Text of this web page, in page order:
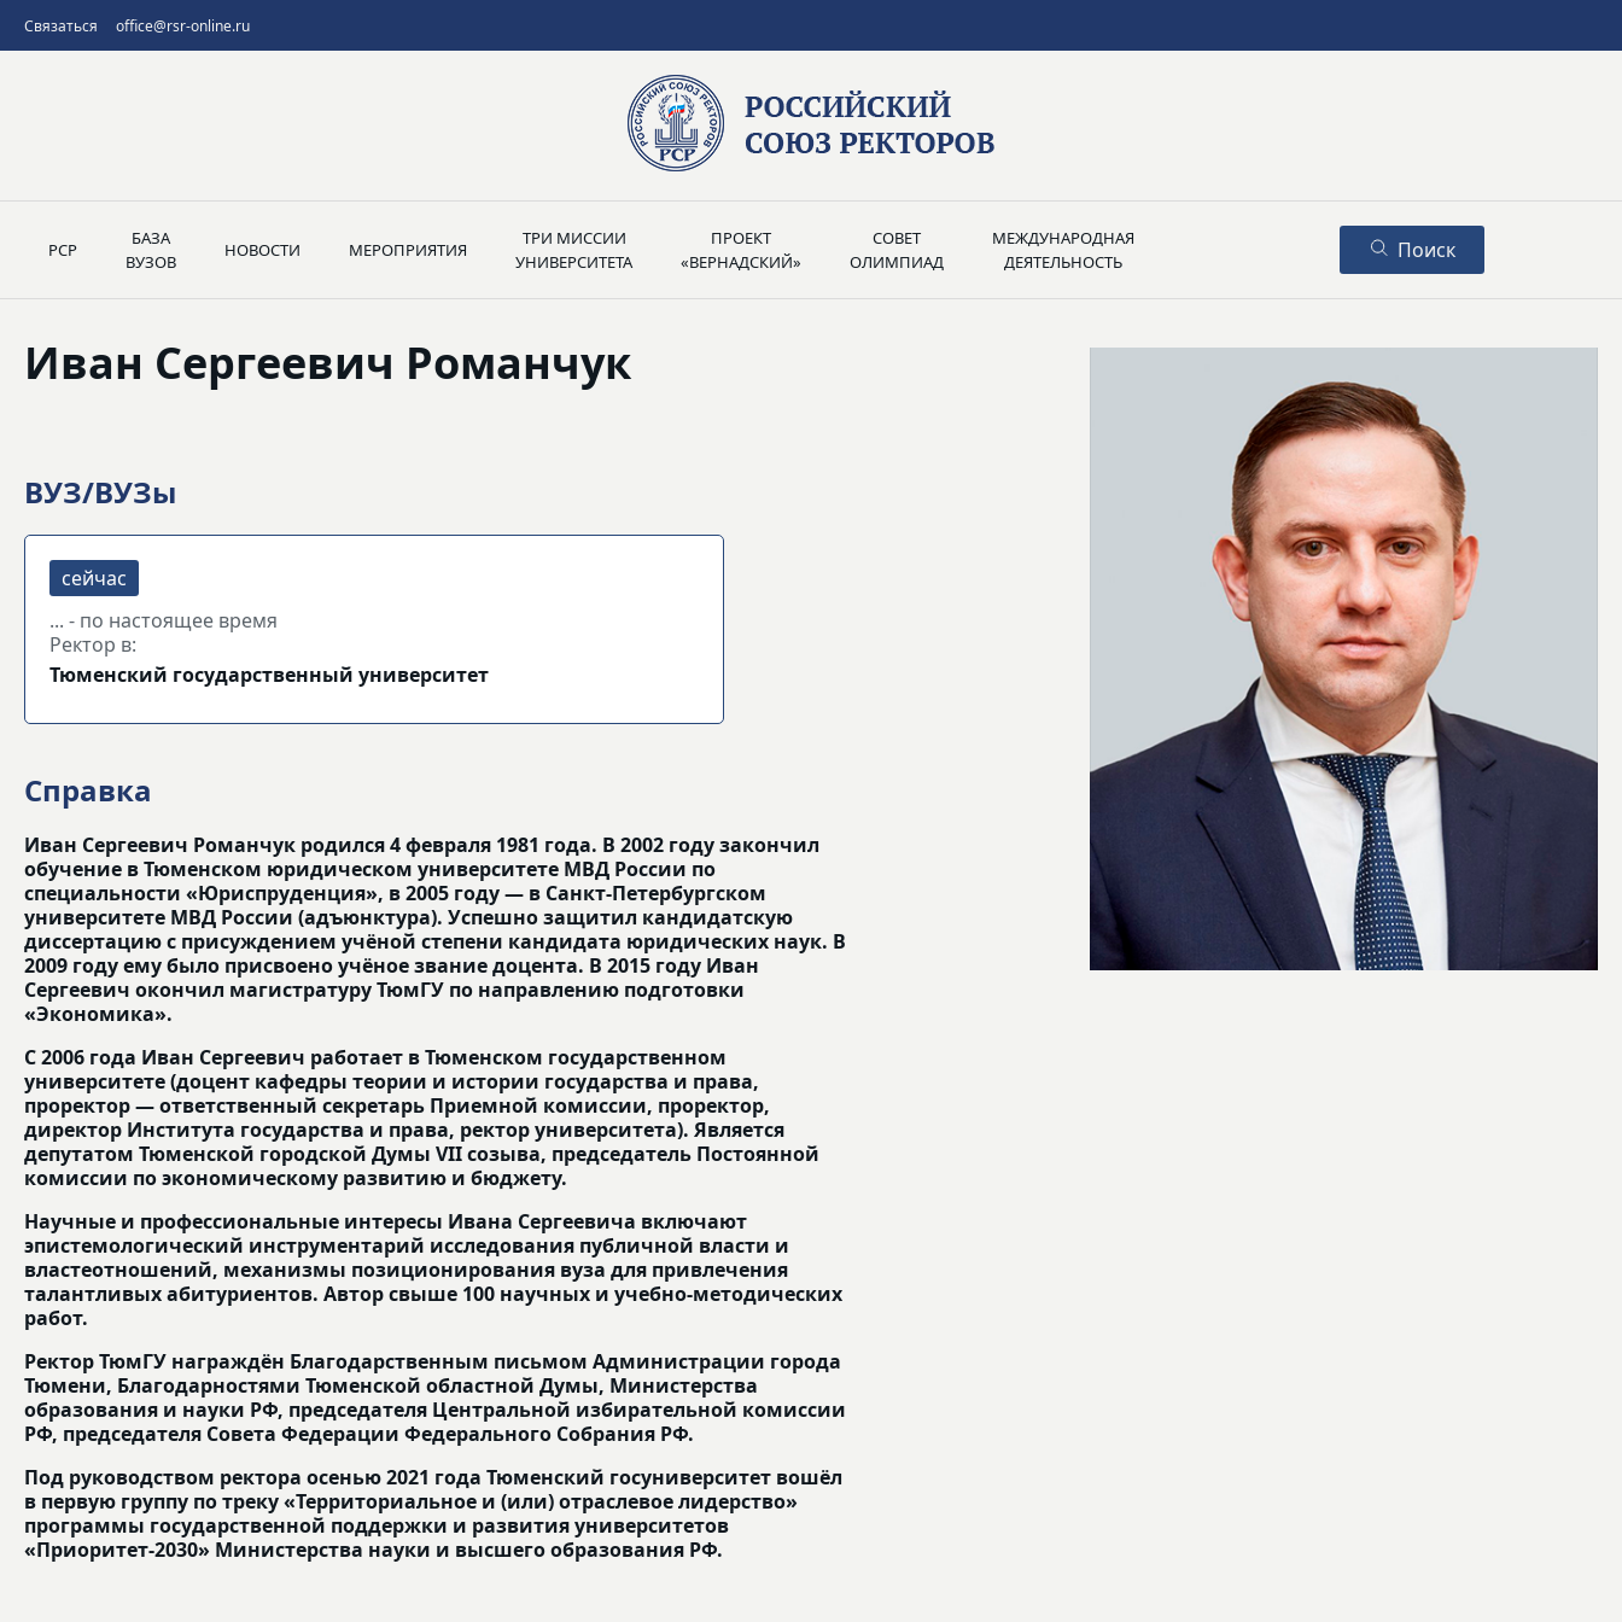
Связаться office@rsr-online.ru
РСР
БАЗА
ВУЗОВ
НОВОСТИ МЕРОПРИЯТИЯ
ТРИ МИССИИ
УНИВЕРСИТЕТА
ПРОЕКТ
«ВЕРНАДСКИЙ»
СОВЕТ
ОЛИМПИАД
МЕЖДУНАРОДНАЯ
ДЕЯТЕЛЬНОСТЬ
Поиск
Иван Сергеевич Романчук
ВУЗ/ВУЗы
... - по настоящее время
Ректор в:
Тюменский государственный университет
Справка
Иван Сергеевич Романчук родился 4 февраля 1981 года. В 2002 году закончил
обучение в Тюменском юридическом университете МВД России по
специальности «Юриспруденция», в 2005 году — в Санкт-Петербургском
университете МВД России (адъюнктура). Успешно защитил кандидатскую
диссертацию с присуждением учёной степени кандидата юридических наук. В
2009 году ему было присвоено учёное звание доцента. В 2015 году Иван
Сергеевич окончил магистратуру ТюмГУ по направлению подготовки
«Экономика».
С 2006 года Иван Сергеевич работает в Тюменском государственном
университете (доцент кафедры теории и истории государства и права,
проректор — ответственный секретарь Приемной комиссии, проректор,
директор Института государства и права, ректор университета). Является
депутатом Тюменской городской Думы VII созыва, председатель Постоянной
комиссии по экономическому развитию и бюджету.
Научные и профессиональные интересы Ивана Сергеевича включают
эпистемологический инструментарий исследования публичной власти и
властеотношений, механизмы позиционирования вуза для привлечения
талантливых абитуриентов. Автор свыше 100 научных и учебно-методических
работ.
Ректор ТюмГУ награждён Благодарственным письмом Администрации города
Тюмени, Благодарностями Тюменской областной Думы, Министерства
образования и науки РФ, председателя Центральной избирательной комиссии
РФ, председателя Совета Федерации Федерального Собрания РФ.
Под руководством ректора осенью 2021 года Тюменский госуниверситет вошёл
в первую группу по треку «Территориальное и (или) отраслевое лидерство»
программы государственной поддержки и развития университетов
«Приоритет-2030» Министерства науки и высшего образования РФ.